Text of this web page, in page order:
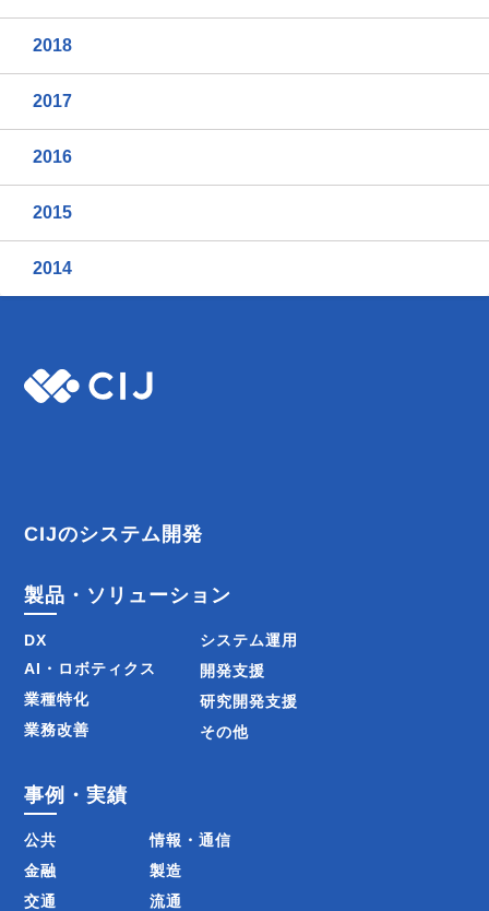
2018
2017
2016
2015
2014
CIJのシステム開発
製品・ソリューション
DX
AI・ロボティクス
業種特化
業務改善
システム運用
開発支援
研究開発支援
その他
事例・実績
公共
金融
交通
情報・通信
製造
流通